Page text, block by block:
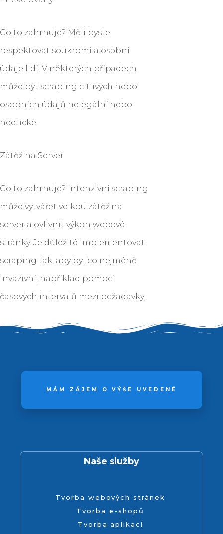
Co to zahrnuje? Měli byste
respektovat soukromí a osobní
údaje lidí. V některých případech
může být scraping citlivých nebo
osobních údajů nelegální nebo
neetické.
Zátěž na Server
Co to zahrnuje? Intenzivní scraping
může vytvářet velkou zátěž na
server a ovlivnit výkon webové
stránky. Je důležité implementovat
scraping tak, aby byl co nejméně
invazivní, například pomocí
časových intervalů mezi požadavky.
MÁM ZÁJEM O VÝŠE UVEDENÉ
Naše služby
Tvorba webových stránek
Tvorba e-shopů
Tvorba aplikací